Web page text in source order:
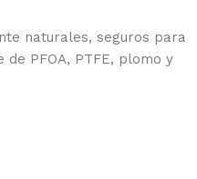
naturales, seguros para
PFOA, PTFE, plomo y